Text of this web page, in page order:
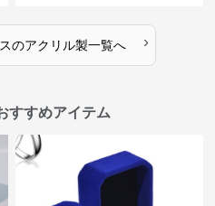
のアクリル製一覧へ ›
すすめアイテム